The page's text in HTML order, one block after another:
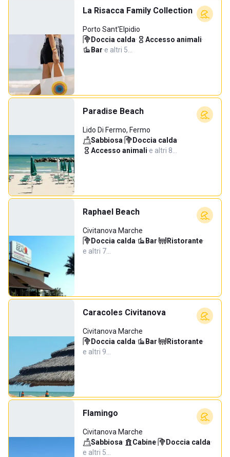
La Risacca Family Collection
Porto Sant'Elpidio
Doccia calda· Accesso animali·
Bar·e altri 5…
Paradise Beach
Lido Di Fermo, Fermo
Sabbiosa· Doccia calda·
Accesso animali·e altri 8…
Raphael Beach
Civitanova Marche
Doccia calda· Bar· Ristorante·
e altri 7…
Caracoles Civitanova
Civitanova Marche
Doccia calda· Bar· Ristorante·
e altri 9…
Flamingo
Civitanova Marche
Sabbiosa· Cabine· Doccia calda·
e altri 5…